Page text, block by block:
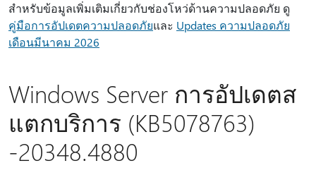
สําหรับข้อมูลเพิ่มเติมเกี่ยวกับช่องโหว่ด้านความปลอดภัย ดู
คู่มือการอัปเดตความปลอดภัยและ Updates ความปลอดภัย
เดือนมีนาคม 2026
Windows Server การอัปเดตส
แตกบริการ (KB5078763)
-20348.4880